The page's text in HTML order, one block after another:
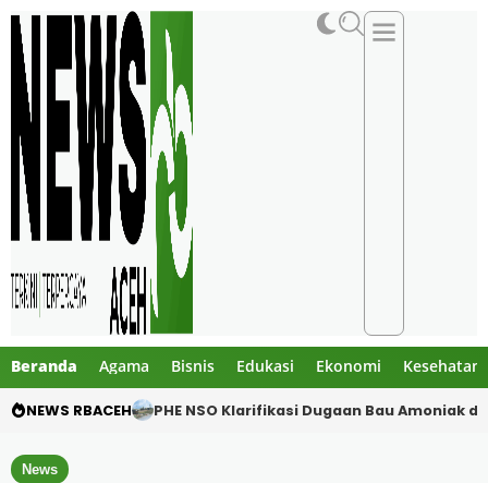
Beranda Agama Bisnis Edukasi Ekonomi Kesehatan
NEWS RBACEH Motor Pelajar Hilang di Goa Jepang
News